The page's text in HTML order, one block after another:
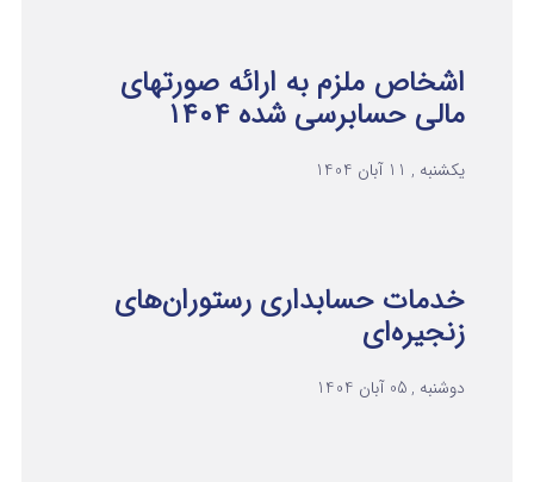
اشخاص ملزم به ارائه صورتهای
مالی حسابرسی شده ۱۴۰۴
یکشنبه , 11 آبان 1404
خدمات حسابداری رستوران‌های
زنجیره‌ای
دوشنبه , 05 آبان 1404